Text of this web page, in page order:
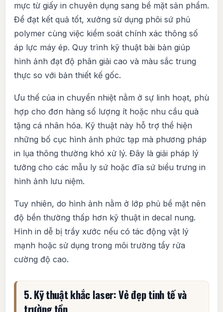
mực từ giấy in chuyên dụng sang bề mặt sản phẩm.
Để đạt kết quả tốt, xưởng sử dụng phôi sứ phủ
polymer cùng việc kiểm soát chính xác thông số
áp lực máy ép. Quy trình kỹ thuật bài bản giúp
hình ảnh đạt độ phân giải cao và màu sắc trung
thực so với bản thiết kế gốc.
Ưu thế của in chuyển nhiệt nằm ở sự linh hoạt, phù
hợp cho đơn hàng số lượng ít hoặc nhu cầu quà
tặng cá nhân hóa. Kỹ thuật này hỗ trợ thể hiện
những bố cục hình ảnh phức tạp mà phương pháp
in lụa thông thường khó xử lý. Đây là giải pháp lý
tưởng cho các mẫu ly sứ hoặc đĩa sứ biểu trưng in
hình ảnh lưu niệm.
Tuy nhiên, do hình ảnh nằm ở lớp phủ bề mặt nên
độ bền thường thấp hơn kỹ thuật in decal nung.
Hình in dễ bị trầy xước nếu có tác động vật lý
mạnh hoặc sử dụng trong môi trường tẩy rửa
cường độ cao.
5. Kỹ thuật khắc laser: Vẻ đẹp tinh tế và
trường tồn